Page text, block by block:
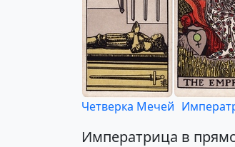
Четверка Мечей
Императрица в